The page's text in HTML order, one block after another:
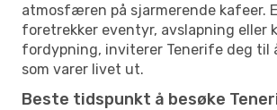
atmosfæren på sjarmerende kafeer.
foretrekker eventyr, avslapning eller
fordypning, inviterer Tenerife deg til
som varer livet ut.
Beste tidspunkt å besøke